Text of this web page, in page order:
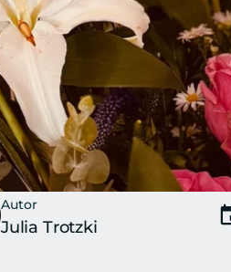
Autor
Julia Trotzki